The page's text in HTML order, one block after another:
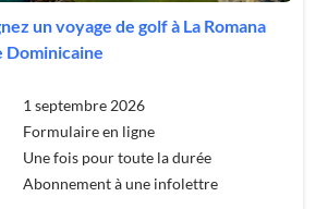
un voyage de golf à La Romana
Dominicaine
1 septembre 2026
Formulaire en ligne
Une fois pour toute la durée
Abonnement à une infolettre